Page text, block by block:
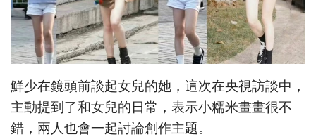
鮮少在鏡頭前談起女兒的她，這次在央視訪談中，
主動提到了和女兒的日常，表示小糯米畫畫很不
錯，兩人也會一起討論創作主題。